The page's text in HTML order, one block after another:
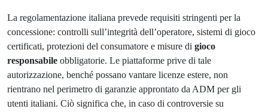
La regolamentazione italiana prevede requisiti stringenti per la
concessione: controlli sull’integrità dell’operatore, sistemi di gioco
certificati, protezioni del consumatore e misure di gioco
responsabile obbligatorie. Le piattaforme prive di tale
autorizzazione, benché possano vantare licenze estere, non
rientrano nel perimetro di garanzie approntato da ADM per gli
utenti italiani. Ciò significa che, in caso di controversie su